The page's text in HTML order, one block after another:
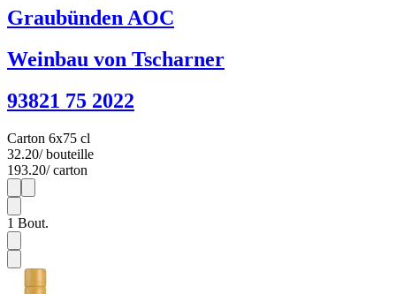
Graubünden AOC
Weinbau von Tscharner
93821 75 2022
Carton 6x75 cl
32.20/ bouteille
193.20/ carton
1
1 Bout.